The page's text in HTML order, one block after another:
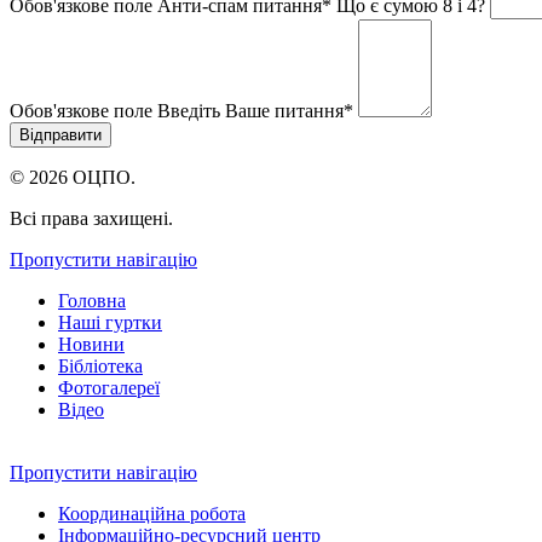
Обов'язкове поле Анти-спам питання* Що є сумою 8 і 4?
Обов'язкове поле Введіть Ваше питання*
© 2026 ОЦПО.
Всі права захищені.
Пропустити навігацію
Головна
Наші гуртки
Новини
Бібліотека
Фотогалереї
Відео
Пропустити навігацію
Координаційна робота
Інформаційно-ресурсний центр